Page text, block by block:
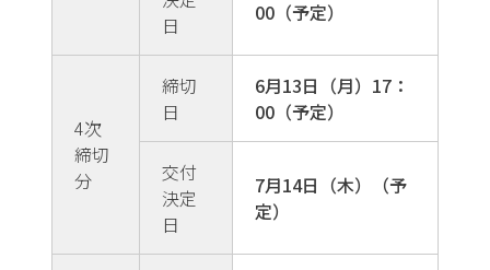
日
00（予定）
4次
締切
分
締切
日
6月13日（月）17：
00（予定）
交付
決定
日
7月14日（木）（予
定）